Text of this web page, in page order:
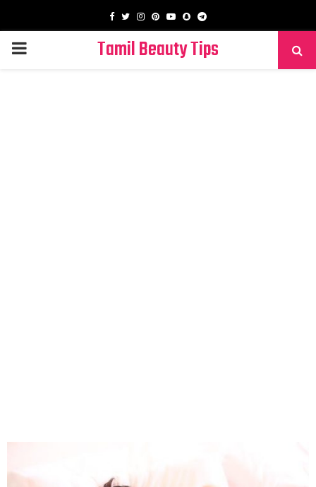
Facebook
TwitterInstagram
PinterestYoutube
SnapchatTelegram
PRIMARY
Tamil Beauty Tips